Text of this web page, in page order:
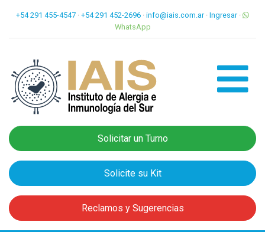
+54 291 455-4547 · +54 291 452-2696 · info@iais.com.ar· Ingresar·
WhatsApp
Solicitar un Turno
Solicite su Kit
Reclamos y Sugerencias